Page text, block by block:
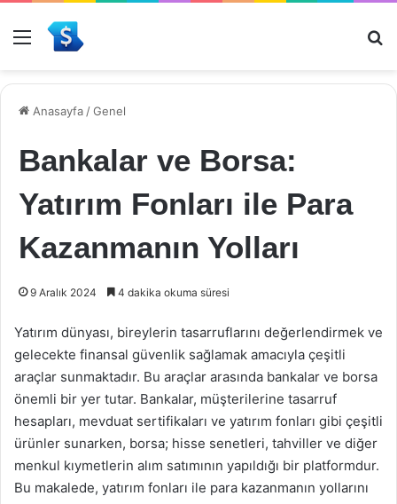
Menü
Anasayfa /Genel
Bankalar ve Borsa:
Yatırım Fonları ile Para
Kazanmanın Yolları
9 Aralık 2024 4 dakika okuma süresi
Yatırım dünyası, bireylerin tasarruflarını değerlendirmek ve
gelecekte finansal güvenlik sağlamak amacıyla çeşitli
araçlar sunmaktadır. Bu araçlar arasında bankalar ve borsa
önemli bir yer tutar. Bankalar, müşterilerine tasarruf
hesapları, mevduat sertifikaları ve yatırım fonları gibi çeşitli
ürünler sunarken, borsa; hisse senetleri, tahviller ve diğer
menkul kıymetlerin alım satımının yapıldığı bir platformdur.
Bu makalede, yatırım fonları ile para kazanmanın yollarını